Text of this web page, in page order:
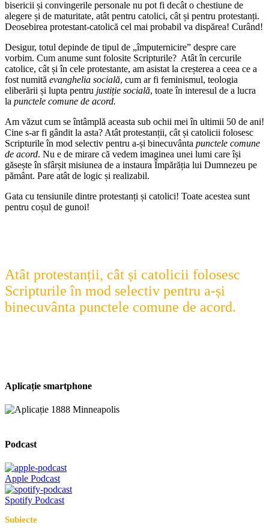
bisericii și convingerile personale nu pot fi decât o chestiune de
alegere și de maturitate, atât pentru catolici, cât și pentru protestanți.
Deosebirea protestant-catolică cel mai probabil va dispărea! Curând!
Desigur, totul depinde de tipul de „împuternicire” despre care
vorbim. Cum anume sunt folosite Scripturile? Atât în cercurile
catolice, cât și în cele protestante, am asistat la creșterea a ceea ce a
fost numită evanghelia socială, cum ar fi feminismul, teologia
eliberării și lupta pentru justiție socială, toate în interesul de a lucra
la punctele comune de acord.
Am văzut cum se întâmplă aceasta sub ochii mei în ultimii 50 de ani!
Cine s-ar fi gândit la asta? Atât protestanții, cât și catolicii folosesc
Scripturile în mod selectiv pentru a-și binecuvânta punctele comune
de acord. Nu e de mirare că vedem imaginea unei lumi care își
găsește în sfârșit misiunea de a instaura Împărăția lui Dumnezeu pe
pământ. Pare atât de logic și realizabil.
Gata cu tensiunile dintre protestanți și catolici! Toate acestea sunt
pentru coșul de gunoi!
Atât protestanții, cât și catolicii folosesc
Scripturile în mod selectiv pentru a-și
binecuvânta punctele comune de acord.
Aplicație smartphone
Podcast
Apple Podcast
Spotify Podcast
Subiecte